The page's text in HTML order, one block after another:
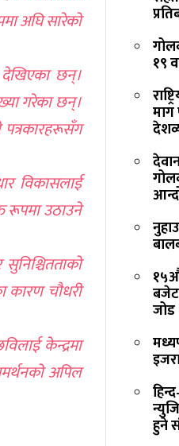
अघि सारेको
देखिएका छन्।
गरेका छन्।
पत्रकारहरूसँग
विकासलाई
रूपमा उठाउने
कारण चौधरी
केन्द्रमा
अपिल
१९
बजेट
जोड
हुने